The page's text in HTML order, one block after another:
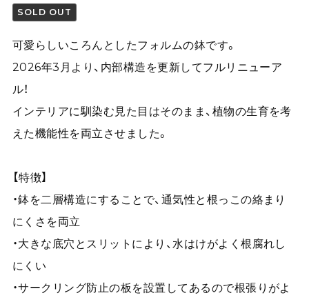
SOLD OUT
可愛らしいころんとしたフォルムの鉢です。
2026年3月より、内部構造を更新してフルリニューア
ル！
インテリアに馴染む見た目はそのまま、植物の生育を考
えた機能性を両立させました。
【特徴】
・鉢を二層構造にすることで、通気性と根っこの絡まり
にくさを両立
・大きな底穴とスリットにより、水はけがよく根腐れし
にくい
・サークリング防止の板を設置してあるので根張りがよ